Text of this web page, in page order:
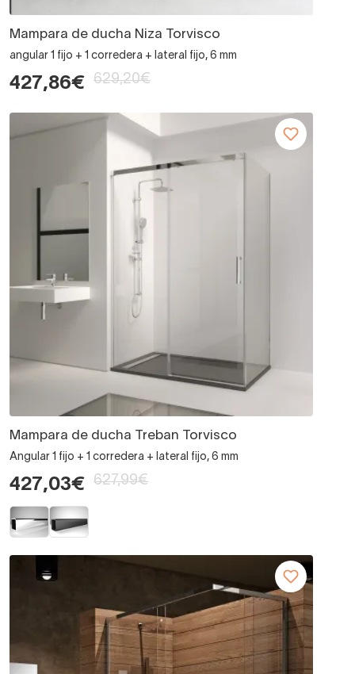
Mampara de ducha Niza Torvisco
angular 1 fijo + 1 corredera + lateral fijo, 6 mm
427,86€ 629,20€
Mampara de ducha Treban Torvisco
Angular 1 fijo + 1 corredera + lateral fijo, 6 mm
427,03€ 627,99€